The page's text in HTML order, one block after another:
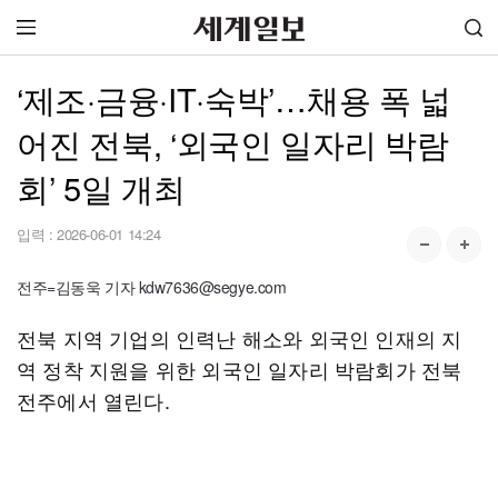
‘제조·금융·IT·숙박’…채용 폭 넓
어진 전북, ‘외국인 일자리 박람
회’ 5일 개최
입력 : 2026-06-01 14:24
전주=김동욱 기자 kdw7636@segye.com
전북 지역 기업의 인력난 해소와 외국인 인재의 지
역 정착 지원을 위한 외국인 일자리 박람회가 전북
전주에서 열린다.